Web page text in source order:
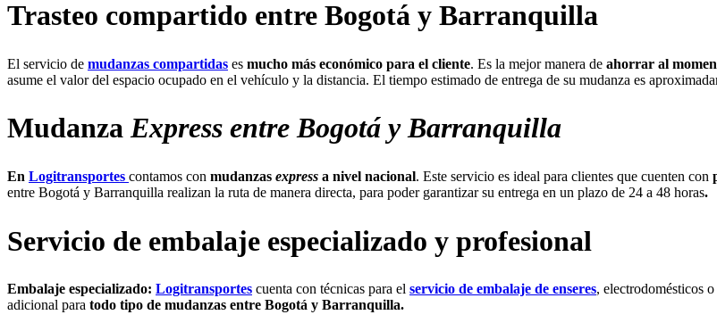
Trasteo compartido entre Bogotá y Barranquilla
El servicio de mudanzas compartidas es mucho más económico para el cliente. Es la mejor manera de ahorrar al
asume el valor del espacio ocupado en el vehículo y la distancia. El tiempo estimado de entrega de su mudanza es
MudanzaExpress entre Bogotá y Barranquilla
En Logitransportes contamos con mudanzas express a nivel nacional. Este servicio es ideal para clientes que cuenten con
entre Bogotá y Barranquilla realizan la ruta de manera directa, para poder garantizar su entrega en un plazo de 24 a 48 horas.
Servicio de embalaje especializado y profesional
Embalaje especializado: Logitransportes cuenta con técnicas para el servicio de embalaje de enseres, electrodomésticos
adicional para todo tipo de mudanzas entre Bogotá y Barranquilla.